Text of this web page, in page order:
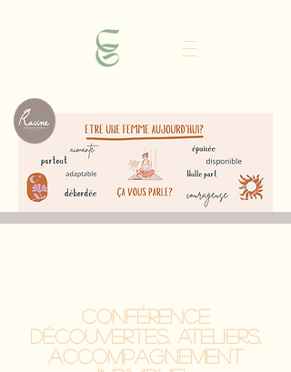
Conférence
découvertes, ateliers,
accompagnement